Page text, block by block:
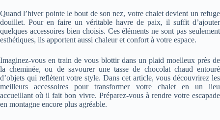
Quand l’hiver pointe le bout de son nez, votre chalet devient un refuge
douillet. Pour en faire un véritable havre de paix, il suffit d’ajouter
quelques accessoires bien choisis. Ces éléments ne sont pas seulement
esthétiques, ils apportent aussi chaleur et confort à votre espace.
Imaginez-vous en train de vous blottir dans un plaid moelleux près de
la cheminée, ou de savourer une tasse de chocolat chaud entouré
d’objets qui reflètent votre style. Dans cet article, vous découvrirez les
meilleurs accessoires pour transformer votre chalet en un lieu
accueillant où il fait bon vivre. Préparez-vous à rendre votre escapade
en montagne encore plus agréable.